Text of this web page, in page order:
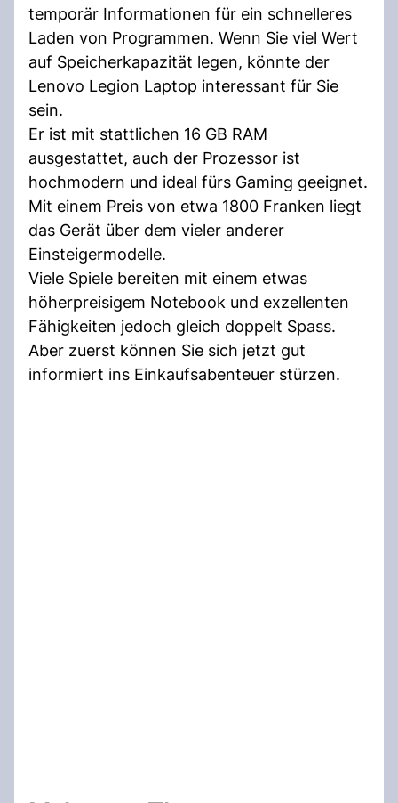
temporär Informationen für ein schnelleres
Laden von Programmen. Wenn Sie viel Wert
auf Speicherkapazität legen, könnte der
Lenovo Legion Laptop interessant für Sie
sein.
Er ist mit stattlichen 16 GB RAM
ausgestattet, auch der Prozessor ist
hochmodern und ideal fürs Gaming geeignet.
Mit einem Preis von etwa 1800 Franken liegt
das Gerät über dem vieler anderer
Einsteigermodelle.
Viele Spiele bereiten mit einem etwas
höherpreisigem Notebook und exzellenten
Fähigkeiten jedoch gleich doppelt Spass.
Aber zuerst können Sie sich jetzt gut
informiert ins Einkaufsabenteuer stürzen.